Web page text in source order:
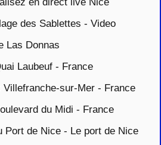
des Sablettes - Video
Las Donnas
Laubeuf - France
sur-Mer - France
du Midi - France
Port de Nice - Le port de Nice